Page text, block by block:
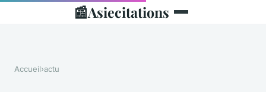
📰Asiecitations
Accueil›actu